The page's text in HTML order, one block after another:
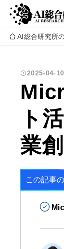
AI総合研究所
2025-04-10
ト
業
この記事